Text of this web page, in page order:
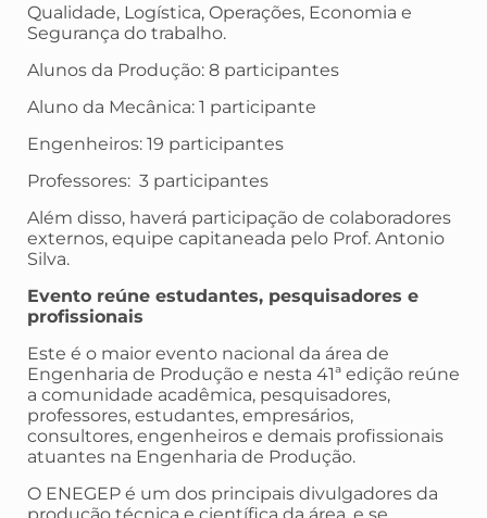
Qualidade, Logística, Operações, Economia e
Segurança do trabalho.
Alunos da Produção: 8 participantes
Aluno da Mecânica: 1 participante
Engenheiros: 19 participantes
Professores: 3 participantes
Além disso, haverá participação de colaboradores
externos, equipe capitaneada pelo Prof. Antonio
Silva.
Evento reúne estudantes, pesquisadores e
profissionais
Este é o maior evento nacional da área de
Engenharia de Produção e nesta 41ª edição reúne
a comunidade acadêmica, pesquisadores,
professores, estudantes, empresários,
consultores, engenheiros e demais profissionais
atuantes na Engenharia de Produção.
O ENEGEP é um dos principais divulgadores da
produção técnica e científica da área, e se